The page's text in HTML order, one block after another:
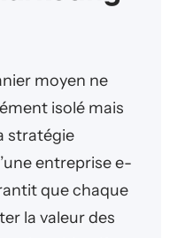
moyen ne
isolé mais
stratégie
entreprise e-
que chaque
la valeur des